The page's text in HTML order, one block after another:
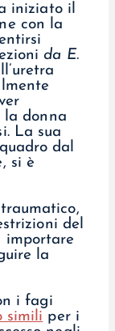
iniziato il
con la
da E.
la donna
La sua
dal
si è
del
importare
la
i fagi
simili per i